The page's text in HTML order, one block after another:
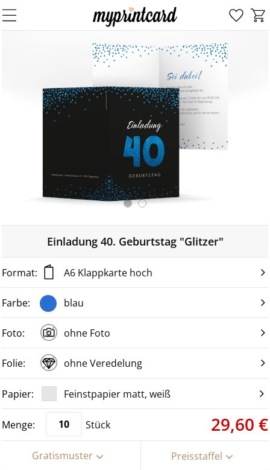
Einladung 40. Geburtstag "Glitzer"
A6 Klappkarte hoch
blau
ohne Foto
ohne Veredelung
Feinstpapier matt, weiß
Stück 29,60 €
Gratismuster Preisstaffel